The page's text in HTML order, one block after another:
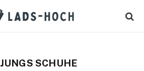
JUNGS SCHUHE